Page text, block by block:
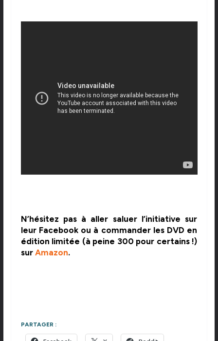
N’hésitez pas à aller saluer l’initiative sur
leur Facebook ou à commander les DVD en
édition limitée (à peine 300 pour certains !)
sur Amazon.
PARTAGER :